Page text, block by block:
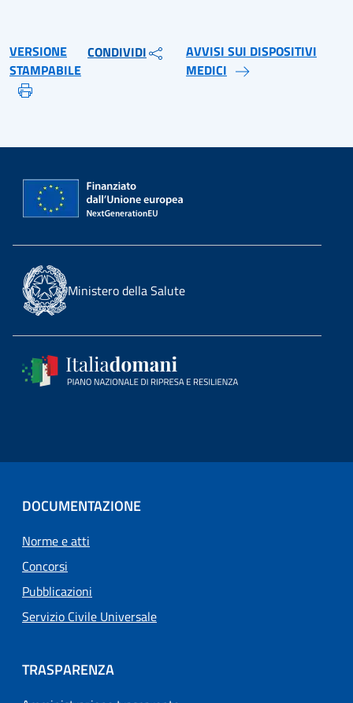
VERSIONE
STAMPABILE
CONDIVIDI
AVVISI SUI DISPOSITIVI
MEDICI
Ministero della Salute
DOCUMENTAZIONE
Norme e atti
Concorsi
Pubblicazioni
Servizio Civile Universale
TRASPARENZA